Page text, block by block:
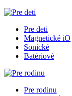
Pre deti
Magnetické iO
Sonické
Batériové
Pre rodinu